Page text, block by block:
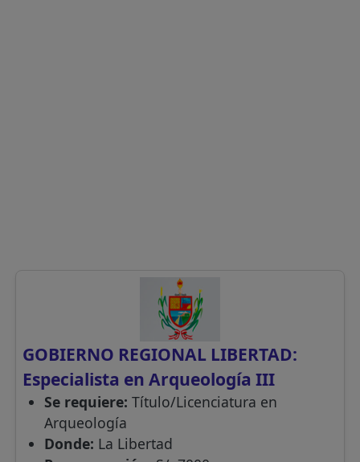
GOBIERNO REGIONAL LIBERTAD:
Especialista en Arqueología III
Se requiere: Título/Licenciatura en
Arqueología
Donde: La Libertad